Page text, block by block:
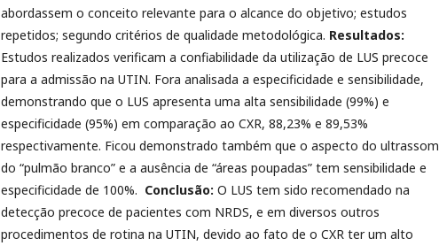
abordassem o conceito relevante para o alcance do objetivo; estudos
repetidos; segundo critérios de qualidade metodológica. Resultados:
Estudos realizados verificam a confiabilidade da utilização de LUS precoce
para a admissão na UTIN. Fora analisada a especificidade e sensibilidade,
demonstrando que o LUS apresenta uma alta sensibilidade (99%) e
especificidade (95%) em comparação ao CXR, 88,23% e 89,53%
respectivamente. Ficou demonstrado também que o aspecto do ultrassom
do “pulmão branco” e a ausência de “áreas poupadas” tem sensibilidade e
especificidade de 100%. Conclusão: O LUS tem sido recomendado na
detecção precoce de pacientes com NRDS, e em diversos outros
procedimentos de rotina na UTIN, devido ao fato de o CXR ter um alto